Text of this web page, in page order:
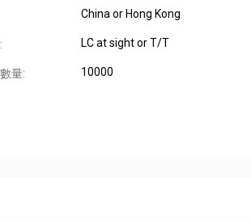
China or Hong Kong
LC at sight or T/T
量: 10000